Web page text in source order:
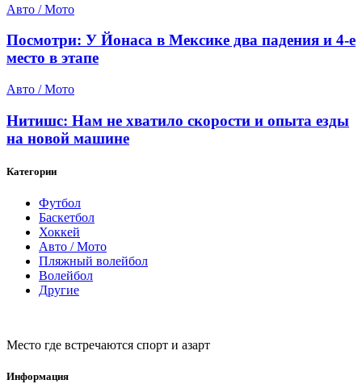
Авто / Мото
Посмотри: У Йонаса в Мексике два падения и 4-е
место в этапе
Авто / Мото
Нитишс: Нам не хватило скорости и опыта езды
на новой машине
Категории
Футбол
Баскетбол
Хоккей
Авто / Мото
Пляжный волейбол
Волейбол
Другие
Место где встречаются спорт и азарт
Информация